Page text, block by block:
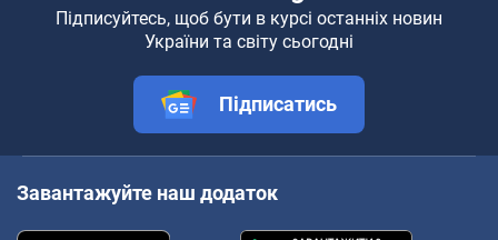
Підписуйтесь, щоб бути в курсі останніх новин
України та світу сьогодні
Підписатись
Завантажуйте наш додаток